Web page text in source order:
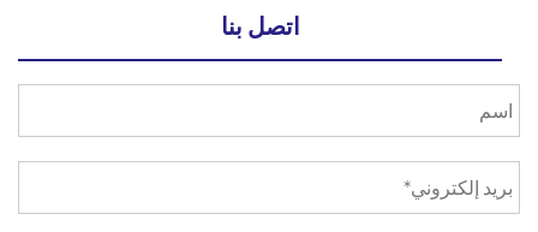
اتصل بنا